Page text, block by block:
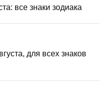
все знаки зодиака
для всех знаков